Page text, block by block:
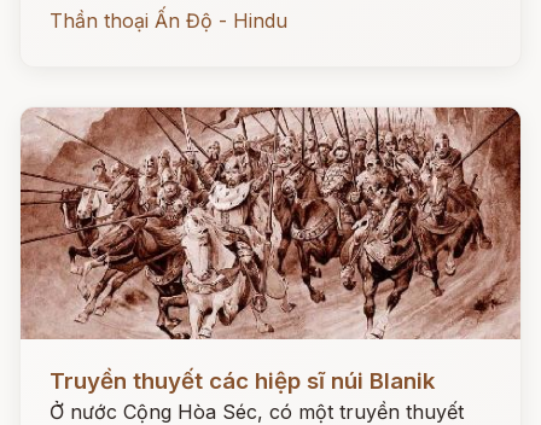
Thần thoại Ấn Độ - Hindu
Đọc ngay
Truyền thuyết các hiệp sĩ núi Blanik
Ở nước Cộng Hòa Séc, có một truyền thuyết